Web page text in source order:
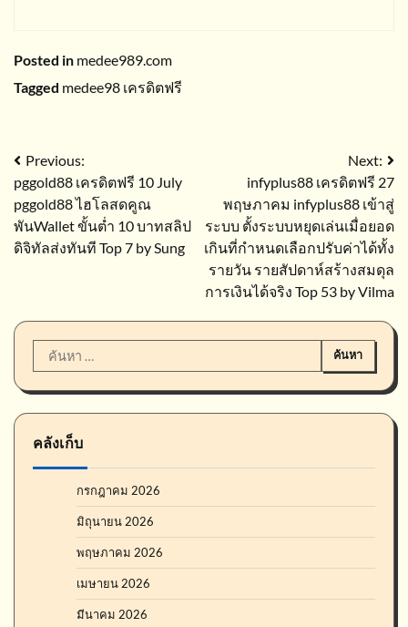
Posted in medee989.com
Tagged medee98 เครดิตฟรี
แนะแนว
เรื่อง
Previous:
pggold88 เครดิตฟรี 10 July
pggold88 ไฮโลสดคูณ
พันWallet ขั้นต่ำ 10 บาทสลิป
ดิจิทัลส่งทันที Top 7 by Sung
Next:
infyplus88 เครดิตฟรี 27
พฤษภาคม infyplus88 เข้าสู่
ระบบ ตั้งระบบหยุดเล่นเมื่อยอด
เกินที่กำหนดเลือกปรับค่าได้ทั้ง
รายวัน รายสัปดาห์สร้างสมดุล
การเงินได้จริง Top 53 by Vilma
ค้นหา
สำหรับ:
คลังเก็บ
กรกฎาคม 2026
มิถุนายน 2026
พฤษภาคม 2026
เมษายน 2026
มีนาคม 2026